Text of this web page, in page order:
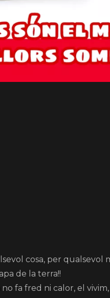
cosa, per qualsevol
de la terra!!
fa fred ni calor, el vivim,